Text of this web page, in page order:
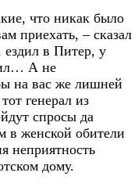
что никак было
приехать, – сказал
в Питер, у
А не
на вас же лишней
генерал из
спросы да
в женской обители
неприятность
дому.